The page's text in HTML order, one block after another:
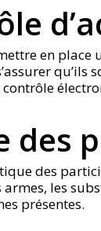
en
qu’ils
des
des
les
présentes.